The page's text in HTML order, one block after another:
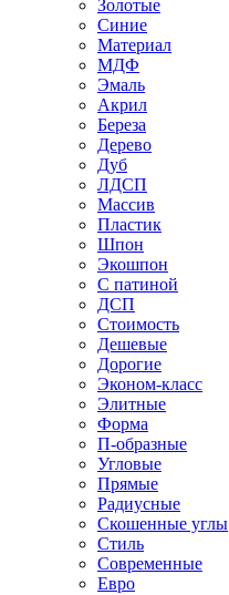
Золотые
Синие
Материал
МДФ
Эмаль
Акрил
Береза
Дерево
Дуб
ЛДСП
Массив
Пластик
Шпон
Экошпон
С патиной
ДСП
Стоимость
Дешевые
Дорогие
Эконом-класс
Элитные
Форма
П-образные
Угловые
Прямые
Радиусные
Скошенные углы
Стиль
Современные
Евро